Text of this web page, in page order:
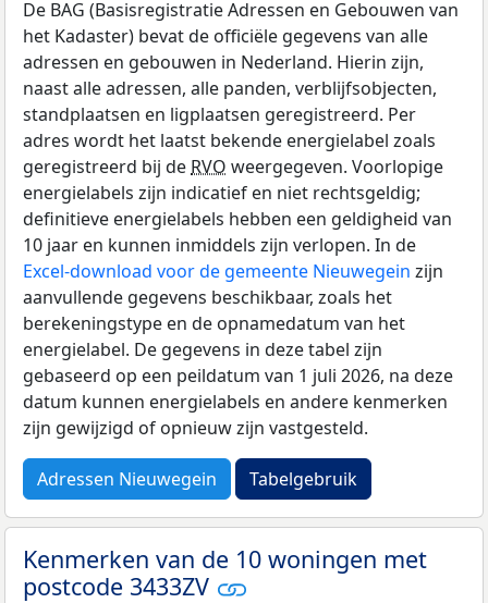
De BAG (Basisregistratie Adressen en Gebouwen van
het Kadaster) bevat de officiële gegevens van alle
adressen en gebouwen in Nederland. Hierin zijn,
naast alle adressen, alle panden, verblijfsobjecten,
standplaatsen en ligplaatsen geregistreerd. Per
adres wordt het laatst bekende energielabel zoals
geregistreerd bij de RVO weergegeven. Voorlopige
energielabels zijn indicatief en niet rechtsgeldig;
definitieve energielabels hebben een geldigheid van
10 jaar en kunnen inmiddels zijn verlopen. In de
Excel-download voor de gemeente Nieuwegein zijn
aanvullende gegevens beschikbaar, zoals het
berekeningstype en de opnamedatum van het
energielabel. De gegevens in deze tabel zijn
gebaseerd op een peildatum van 1 juli 2026, na deze
datum kunnen energielabels en andere kenmerken
zijn gewijzigd of opnieuw zijn vastgesteld.
Adressen Nieuwegein Tabelgebruik
Kenmerken van de 10 woningen met
postcode 3433ZV